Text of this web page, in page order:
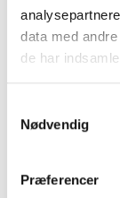
data med
de har
Nødvendig
Præferencer